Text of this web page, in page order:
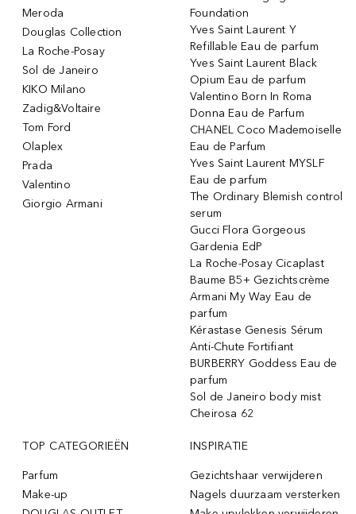
Meroda
Douglas Collection
La Roche-Posay
Sol de Janeiro
KIKO Milano
Zadig&Voltaire
Tom Ford
Olaplex
Prada
Valentino
Giorgio Armani
Foundation
Yves Saint Laurent Y
Refillable Eau de parfum
Yves Saint Laurent Black
Opium Eau de parfum
Valentino Born In Roma
Donna Eau de Parfum
CHANEL Coco Mademoiselle
Eau de Parfum
Yves Saint Laurent MYSLF
Eau de parfum
The Ordinary Blemish control
serum
Gucci Flora Gorgeous
Gardenia EdP
La Roche-Posay Cicaplast
Baume B5+ Gezichtscrème
Armani My Way Eau de
parfum
Kérastase Genesis Sérum
Anti-Chute Fortifiant
BURBERRY Goddess Eau de
parfum
Sol de Janeiro body mist
Cheirosa 62
TOP CATEGORIEËN
Parfum
Make-up
INSPIRATIE
Gezichtshaar verwijderen
Nagels duurzaam versterken